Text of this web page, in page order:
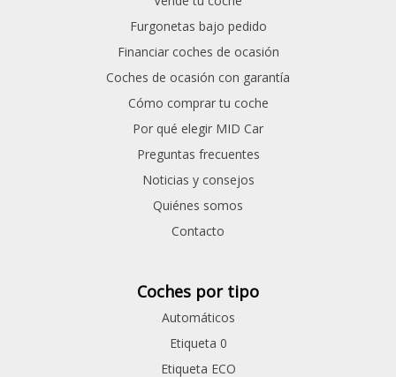
Furgonetas bajo pedido
Financiar coches de ocasión
Coches de ocasión con garantía
Cómo comprar tu coche
Por qué elegir MID Car
Preguntas frecuentes
Noticias y consejos
Quiénes somos
Contacto
Coches por tipo
Automáticos
Etiqueta 0
Etiqueta ECO